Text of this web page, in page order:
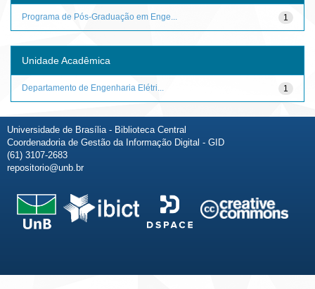
1
Programa de Pós-Graduação em Enge...
Unidade Acadêmica
1
Departamento de Engenharia Elétri...
Universidade de Brasília - Biblioteca Central
Coordenadoria de Gestão da Informação Digital - GID
(61) 3107-2683
repositorio@unb.br